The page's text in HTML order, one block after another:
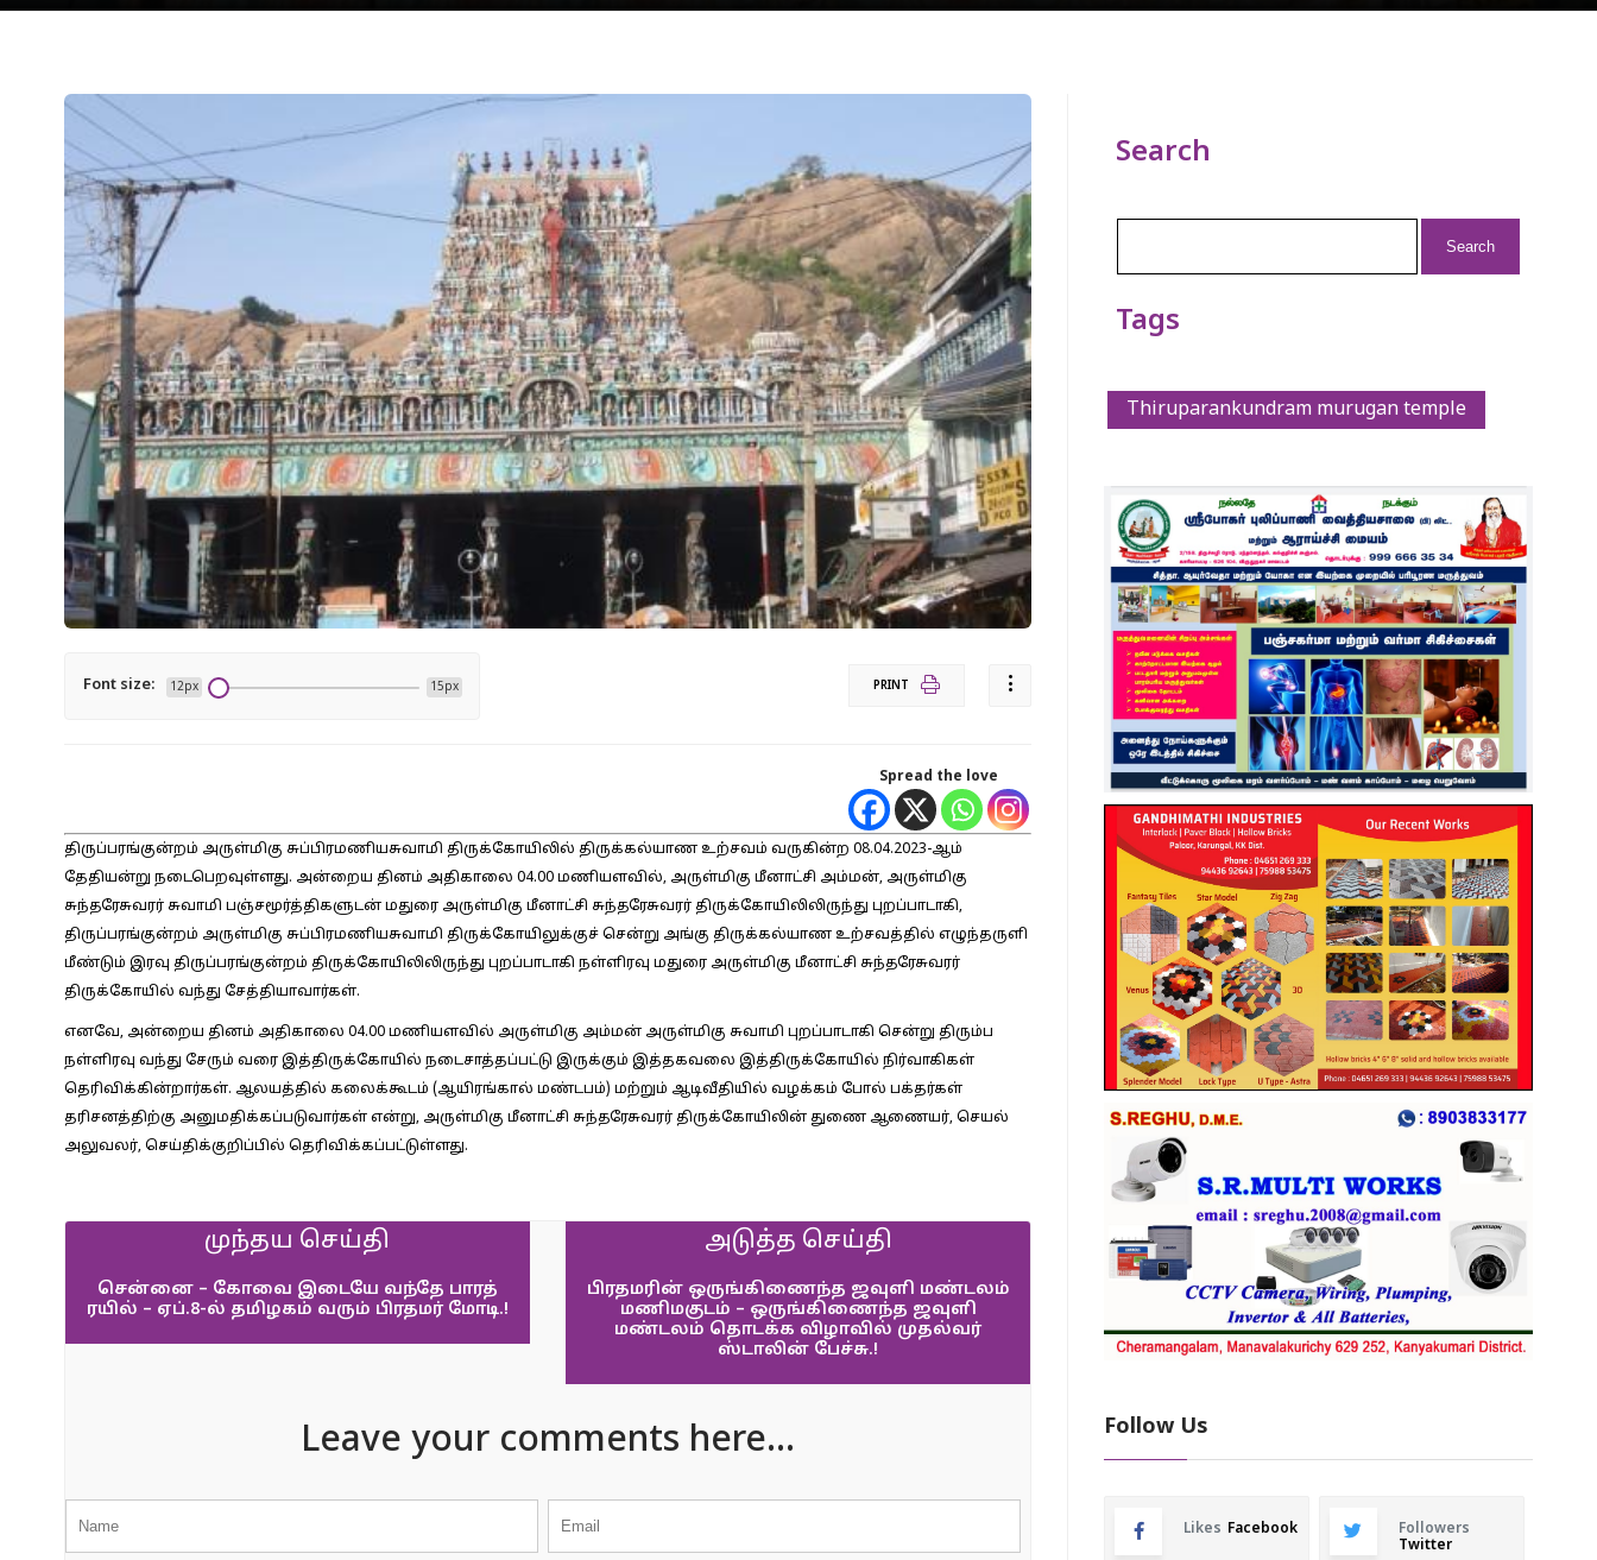
Font size: 12px 15px PRINT
Spread the love
திருப்பரங்குன்றம் அருள்மிகு சுப்பிரமணியசுவாமி திருக்கோயிலில் திருக்கல்யாண உற்சவம் வருகின்ற 08.04.2023-ஆம்
தேதியன்று நடைபெறவுள்ளது. அன்றைய தினம் அதிகாலை 04.00 மணியளவில், அருள்மிகு மீனாட்சி அம்மன், அருள்மிகு
சுந்தரேசுவரர் சுவாமி பஞ்சமூர்த்திகளுடன் மதுரை அருள்மிகு மீனாட்சி சுந்தரேசுவரர் திருக்கோயிலிலிருந்து புறப்பாடாகி,
திருப்பரங்குன்றம் அருள்மிகு சுப்பிரமணியசுவாமி திருக்கோயிலுக்குச் சென்று அங்கு திருக்கல்யாண உற்சவத்தில் எழுந்தருளி
மீண்டும் இரவு திருப்பரங்குன்றம் திருக்கோயிலிலிருந்து புறப்பாடாகி நள்ளிரவு மதுரை அருள்மிகு மீனாட்சி சுந்தரேசுவரர்
திருக்கோயில் வந்து சேத்தியாவார்கள்.
எனவே, அன்றைய தினம் அதிகாலை 04.00 மணியளவில் அருள்மிகு அம்மன் அருள்மிகு சுவாமி புறப்பாடாகி சென்று திரும்ப
நள்ளிரவு வந்து சேரும் வரை இத்திருக்கோயில் நடைசாத்தப்பட்டு இருக்கும் இத்தகவலை இத்திருக்கோயில் நிர்வாகிகள்
தெரிவிக்கின்றார்கள். ஆலயத்தில் கலைக்கூடம் (ஆயிரங்கால் மண்டபம்) மற்றும் ஆடிவீதியில் வழக்கம் போல் பக்தர்கள்
தரிசனத்திற்கு அனுமதிக்கப்படுவார்கள் என்று, அருள்மிகு மீனாட்சி சுந்தரேசுவரர் திருக்கோயிலின் துணை ஆணையர், செயல்
அலுவலர், செய்திக்குறிப்பில் தெரிவிக்கப்பட்டுள்ளது.
முந்தய செய்தி
சென்னை – கோவை இடையே வந்தே பாரத்
ரயில் – ஏப்.8-ல் தமிழகம் வரும் பிரதமர் மோடி.!
அடுத்த செய்தி
பிரதமரின் ஒருங்கிணைந்த ஜவுளி மண்டலம்
மணிமகுடம் – ஒருங்கிணைந்த ஜவுளி
மண்டலம் தொடக்க விழாவில் முதல்வர்
ஸ்டாலின் பேச்சு.!
Leave your comments here...
Search
Tags
Thiruparankundram murugan temple
Follow Us
Likes Facebook
Followers
Twitter